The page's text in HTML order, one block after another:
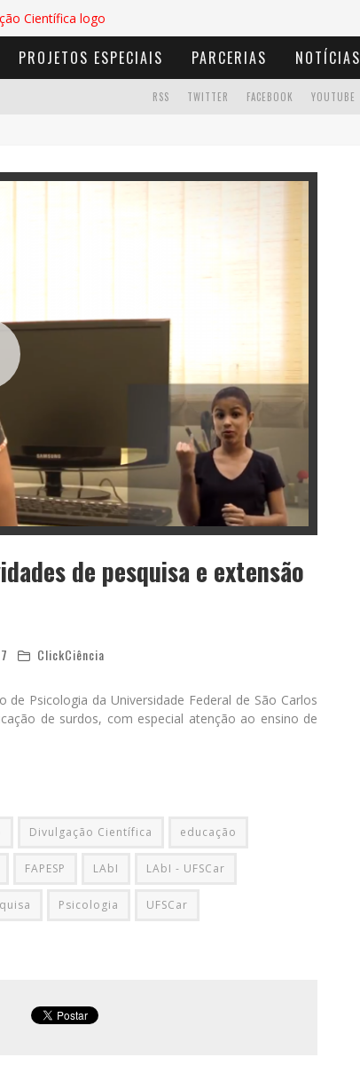
PROJETOS ESPECIAIS PARCERIAS NOTÍCIAS
YOUTUBE
FACEBOOK
TWITTER
RSS
de pesquisa e extensão
ClickCiência
Psicologia da Universidade Federal de São Carlos
de surdos, com especial atenção ao ensino de
Divulgação Científica educação
FAPESP LAbI LAbI - UFSCar
Psicologia UFSCar